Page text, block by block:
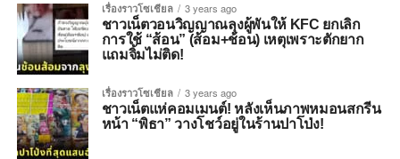
เรื่องราวโซเชียล 3 years ago
ชาวเน็ตวอนวิญญาณลุงผู้พันให้ KFC ยกเลิก
การใช้ “ส้อน” (ส้อม+ช้อน) เหตุเพราะตักยาก
แถมจิ้มไม่ติด!
เรื่องราวโซเชียล 3 years ago
ชาวเน็ตแห่คอมเมนต์! หลังเห็นภาพหมอนสกรีน
หน้า “พิธา” วางโชว์อยู่ในร้านปาโป่ง!